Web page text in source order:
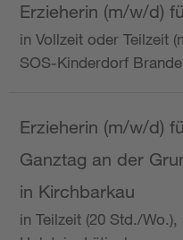
Erzieherin (m/w/d)
in Vollzeit oder Teilzeit
SOS-Kinderdorf
Erzieherin (m/w/d)
Ganztag an der
in Kirchbarkau
in Teilzeit (20 Std./